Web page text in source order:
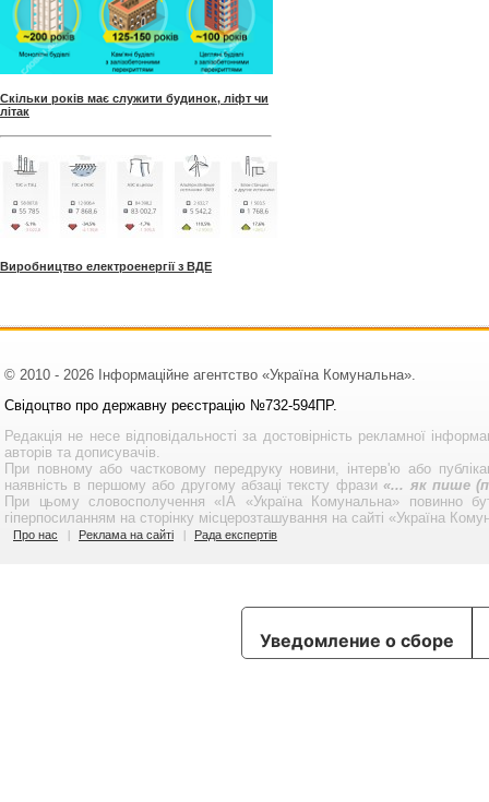
Скільки років має служити будинок, ліфт чи
літак
Виробництво електроенергії з ВДЕ
© 2010 - 2026 Інформаційне агентство «Україна Комунальна».
Свідоцтво про державну реєстрацію №732-594ПР.
Редакція не несе відповідальності за достовірність рекламної
авторів та дописувачів.
При повному або частковому передруку новини, інтерв'ю або
наявність в першому або другому абзаці тексту фрази«... як пише
При цьому словосполучення «ІА «Україна Комунальна» повинно
гіперпосиланням на сторінку місцерозташування на сайті «Україна
Про нас Реклама на сайті Рада експертів
Уведомление о сборе